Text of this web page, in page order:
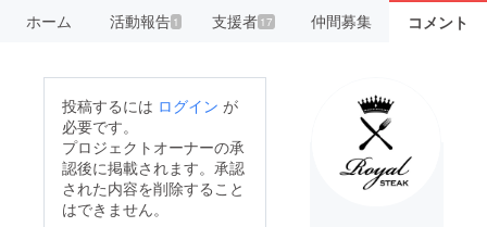
ホーム 活動報告1 支援者 17 仲間募集 コメント
投稿するには ログイン が
必要です。
プロジェクトオーナーの承
認後に掲載されます。承認
された内容を削除すること
はできません。